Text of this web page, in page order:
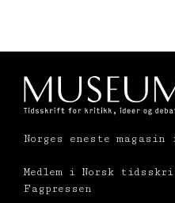
Norges eneste magasin
Medlem i Norsk
Fagpressen